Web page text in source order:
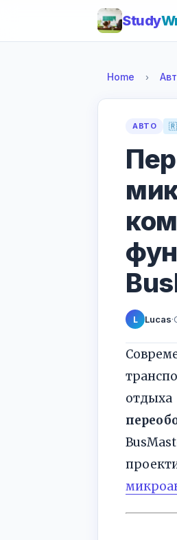
Study
Home ›
АВТО
L Lucas·